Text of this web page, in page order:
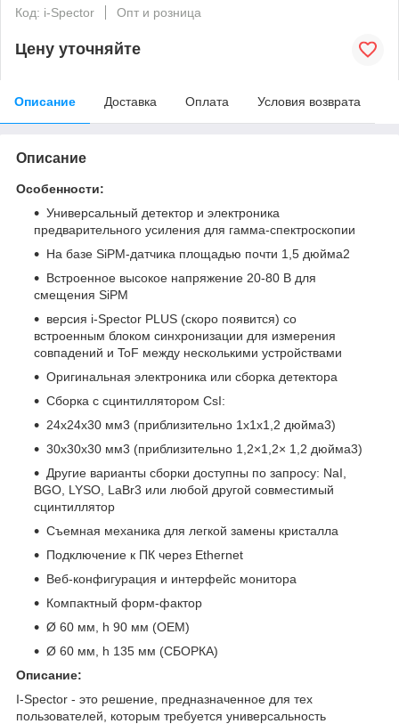
Код: i-Spector
Опт и розница
Цену уточняйте
Описание Доставка Оплата Условия возврата
Описание
Особенности:
Универсальный детектор и электроника
предварительного усиления для гамма-спектроскопии
На базе SiPM-датчика площадью почти 1,5 дюйма2
Встроенное высокое напряжение 20-80 В для
смещения SiPM
версия i-Spector PLUS (скоро появится) со
встроенным блоком синхронизации для измерения
совпадений и ToF между несколькими устройствами
Оригинальная электроника или сборка детектора
Сборка с сцинтиллятором CsI:
24x24x30 мм3 (приблизительно 1x1x1,2 дюйма3)
30x30x30 мм3 (приблизительно 1,2×1,2× 1,2 дюйма3)
Другие варианты сборки доступны по запросу: NaI,
BGO, LYSO, LaBr3 или любой другой совместимый
сцинтиллятор
Съемная механика для легкой замены кристалла
Подключение к ПК через Ethernet
Веб-конфигурация и интерфейс монитора
Компактный форм-фактор
Ø 60 мм, h 90 мм (OEM)
Ø 60 мм, h 135 мм (СБОРКА)
Описание:
I-Spector - это решение, предназначенное для тех
пользователей, которым требуется универсальность